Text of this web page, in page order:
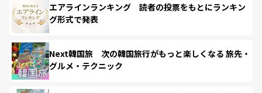
エアラインランキング 読者の投票をもとにランキン
グ形式で発表
Next韓国旅 次の韓国旅行がもっと楽しくなる 旅先・
グルメ・テクニック